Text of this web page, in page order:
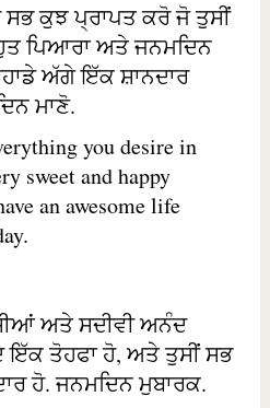
ਸਭ ਕੁਝ ਪ੍ਰਾਪਤ ਕਰੋ ਜੋ ਤੁਸੀਂ
ਪਿਆਰਾ ਅਤੇ ਜਨਮਦਿਨ
ਅੱਗੇ ਇੱਕ ਸ਼ਾਨਦਾਰ
ਮਾਣੋ.
you desire in
sweet and happy
an awesome life
ਅਤੇ ਸਦੀਵੀ ਅਨੰਦ
ਇੱਕ ਤੋਹਫਾ ਹੋ, ਅਤੇ ਤੁਸੀਂ ਸਭ
ਹੋ. ਜਨਮਦਿਨ ਮੁਬਾਰਕ.